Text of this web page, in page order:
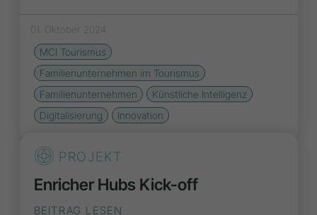
01. Oktober 2024
MCI Tourismus
Familienunternehmen im Tourismus
Familienunternehmen
Künstliche Intelligenz
Digitalisierung
Innovation
PROJEKT
Enricher Hubs Kick-off
BEITRAG LESEN